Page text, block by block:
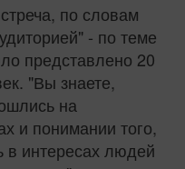
по словам
- по теме
представлено 20
"Вы знаете,
на
и понимании того,
в интересах людей